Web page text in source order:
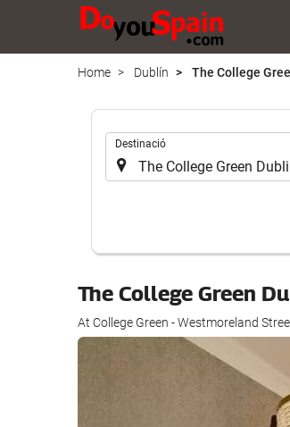
Home Dublín The College
Destinació
The College Green
At College Green - Westmoreland